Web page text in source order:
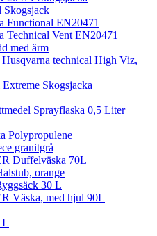
Skogsjack
Functional EN20471
Technical Vent EN20471
med ärm
technical High Viz,
Skogsjacka
Sprayflaska 0,5 Liter
Polypropulene
granitgrå
Duffelväska 70L
orange
30 L
Väska, med hjul 90L
L